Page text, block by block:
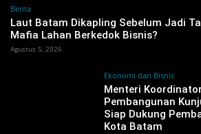
Berita
‎Laut Batam Dikapling Sebelum Jadi
Mafia Lahan Berkedok Bisnis?
Agustus 5, 2026
Ekonomi dan Bisnis
Menteri
Pembangunan
Siap Dukung
Kota Batam